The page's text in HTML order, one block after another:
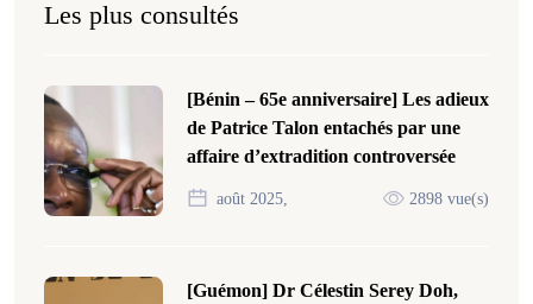
Les plus consultés
[Bénin – 65e anniversaire] Les adieux
de Patrice Talon entachés par une
affaire d’extradition controversée
août 2025, 2898 vue(s)
[Guémon] Dr Célestin Serey Doh,